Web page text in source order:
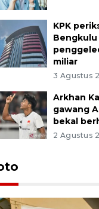
KPK
Bengkulu
miliar
3 Agustus
Arkhan
gawang
bekal
2 Agustus